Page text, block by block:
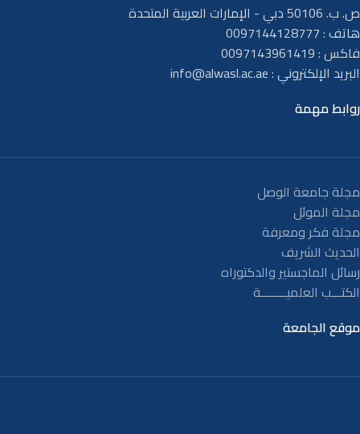
ص. ب. 50106 دبي - الإمارات العربية المتحدة
هاتف : 0097144128777
فاكس : 0097143961419
البريد الإلكتروني :info@alwasl.ac.ae
روابط مهمة
مجلة جامعة الوصل
مجلة الموئل
مجلة فكر ومعرفة
الحديث الشريف
رسائل الماجستير والدكتوراه
الكتـــب العلميــــــــة
موقع الجامعة